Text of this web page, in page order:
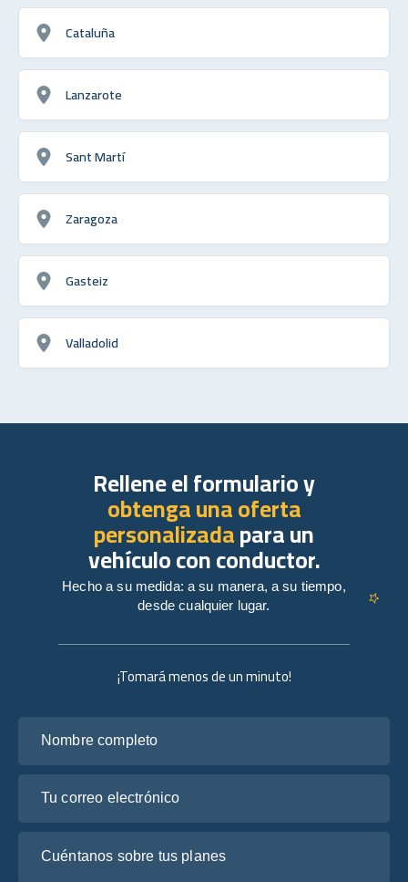
Cataluña
Lanzarote
Sant Martí
Zaragoza
Gasteiz
Valladolid
¡Tomará menos de un minuto!
Rellene el formulario y
obtenga una oferta
personalizadapara un
vehículo con conductor.
Hecho a su medida: a su manera, a su tiempo,
desde cualquier lugar.